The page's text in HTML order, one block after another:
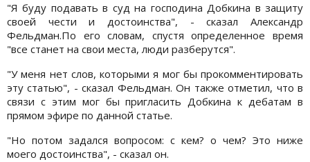
"Я буду подавать в суд на господина Добкина в защиту
своей чести и достоинства", - сказал Александр
Фельдман.По его словам, спустя определенное время
"все станет на свои места, люди разберутся".
"У меня нет слов, которыми я мог бы прокомментировать
эту статью", - сказал Фельдман. Он также отметил, что в
связи с этим мог бы пригласить Добкина к дебатам в
прямом эфире по данной статье.
"Но потом задался вопросом: с кем? о чем? Это ниже
моего достоинства", - сказал он.